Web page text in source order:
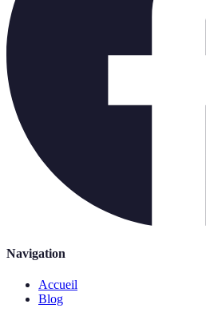
Navigation
Accueil
Blog